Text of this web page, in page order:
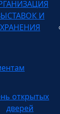
И
ХРАНЕНИЯ
открытых
дверей